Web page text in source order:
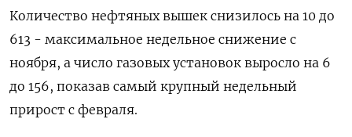
Количество нефтяных вышек снизилось на 10 до
613 - максимальное недельное снижение с
ноября, а число газовых установок выросло на 6
до 156, показав самый крупный недельный
прирост с февраля.